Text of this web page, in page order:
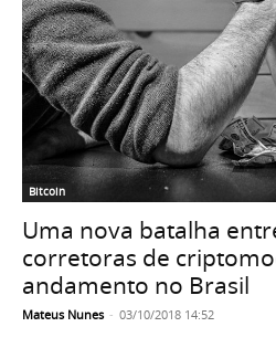
Bitcoin
Uma nova batalha
corretoras de
andamento no Brasil
Mateus Nunes - 03/10/2018 14:52